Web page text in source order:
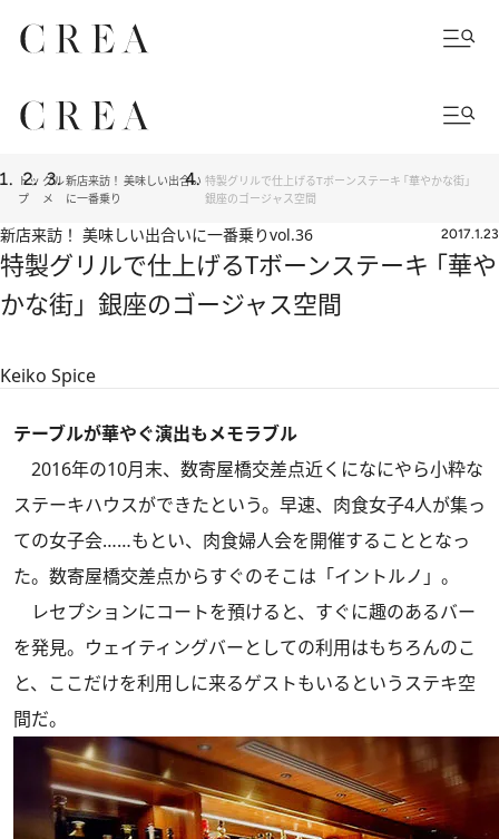
トッ
プ
グル
メ
新店来訪！ 美味しい出合い
に一番乗り
特製グリルで仕上げるTボーンステーキ ｢華やかな街」
銀座のゴージャス空間
新店来訪！ 美味しい出合いに一番乗りvol.36 2017.1.23
特製グリルで仕上げるTボーンステーキ ｢華や
かな街」銀座のゴージャス空間
Keiko Spice
テーブルが華やぐ演出もメモラブル
2016年の10月末、数寄屋橋交差点近くになにやら小粋な
ステーキハウスができたという。早速、肉食女子4人が集っ
ての女子会……もとい、肉食婦人会を開催することとなっ
た。数寄屋橋交差点からすぐのそこは「イントルノ」。
レセプションにコートを預けると、すぐに趣のあるバー
を発見。ウェイティングバーとしての利用はもちろんのこ
と、ここだけを利用しに来るゲストもいるというステキ空
間だ。